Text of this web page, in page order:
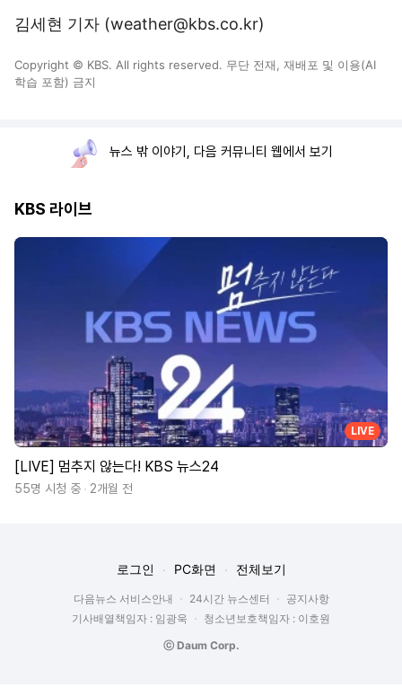
김세현 기자 (weather@kbs.co.kr)
Copyright © KBS. All rights reserved. 무단 전재, 재배포 및 이용(AI
학습 포함) 금지
뉴스 밖 이야기, 다음 커뮤니티 웹에서 보기
KBS 라이브
LIVE
[LIVE] 멈추지 않는다! KBS 뉴스24
55명 시청 중 2개월 전
로그인 PC화면 전체보기
다음뉴스 서비스안내 24시간 뉴스센터
공지사항
기사배열책임자 : 임광욱
청소년보호책임자 : 이호원
ⓒ Daum Corp.